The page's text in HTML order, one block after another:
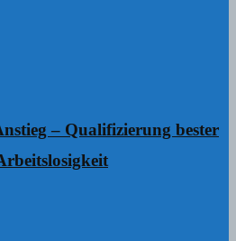
– Qualifizierung bester